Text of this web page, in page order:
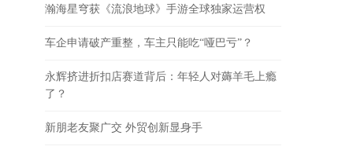
瀚海星穹获《流浪地球》手游全球独家运营权
车企申请破产重整，车主只能吃“哑巴亏”？
永辉挤进折扣店赛道背后：年轻人对薅羊毛上瘾
了？
新朋老友聚广交 外贸创新显身手